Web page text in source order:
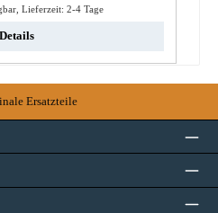
Lieferzeit: 2-4 Tage
Details
Ersatzteile